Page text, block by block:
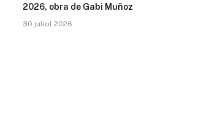
2026, obra de Gabi Muñoz
30 juliol 2026